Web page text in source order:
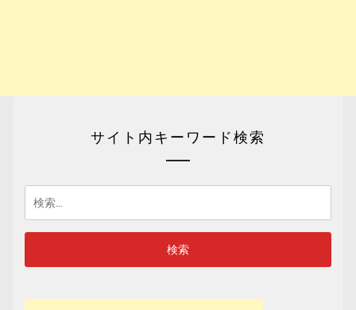
サイト内キーワード検索
検
索: